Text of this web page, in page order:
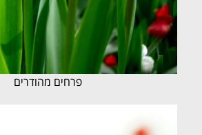
פרחים מהודרים